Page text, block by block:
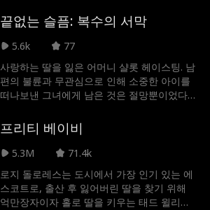
진행되는데...
녀는 잔혹한 진실을 마주하게 되는데. 바로 자
신이 모든 것을 바친 남편이 이미 다른 사람을
선택했을지도 모른다는 것
끝없는 슬픔: 복수의 서막
5.6k
77
사랑하는 딸을 잃은 어머니 샬롯 헤이스팅. 남
편의 불륜과 무관심으로 인해 소중한 아이를
떠나보낸 그녀에게 남은 것은 절망뿐이었다.
를 의심하며 끝없는 고통을 안겨준다. "딸을
어디에 숨겼느냐"라는 말도 안 되는 의혹으로
그녀를 괴롭히는 남편. 배신당한 아내이자 딸
타오르기 시작한다. 모성애가 분노로 변할 때,
그 누구도 막을 수 없다.
프리티 베이비
5.3M
71.4k
로지 돌로레스는 도시에서 가장 인기 있는 에
스코트로, 출산 후 잃어버린 딸을 찾기 위해
억만장자이자 홀로 딸을 키우는 태드 윌리엄